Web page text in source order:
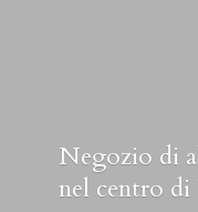
Negozio di
nel centro di